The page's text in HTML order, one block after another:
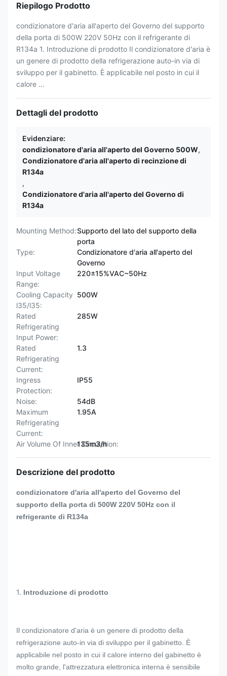
Riepilogo Prodotto
condizionatore d'aria all'aperto del Governo del supporto
della porta di 500W 220V 50Hz con il refrigerante di
R134a 1. Introduzione di prodotto Il condizionatore d'aria è
un genere di prodotto della refrigerazione auto-in via di
sviluppo per il gabinetto. È applicabile nel posto in cui il
calore ...
Dettagli del prodotto
Evidenziare:
condizionatore d'aria all'aperto del Governo 500W,
Condizionatore d'aria all'aperto di recinzione di
R134a
,
Condizionatore d'aria all'aperto del Governo di
R134a
Mounting Method:Supporto del lato del supporto della
porta
Type:
Condizionatore d'aria all'aperto del
Governo
Input Voltage
Range:
220±15%VAC~50Hz
Cooling Capacity
l35/l35:
500W
Rated
Refrigerating
Input Power:
285W
Rated
Refrigerating
Current:
1.3
Ingress
Protection:
IP55
Noise:
54dB
Maximum
Refrigerating
Current:
1.95A
Air Volume Of Inner Circulation:
135m3/h
Descrizione del prodotto
condizionatore d'aria all'aperto del Governo del
supporto della porta di 500W 220V 50Hz con il
refrigerante di R134a
1. Introduzione di prodotto
Il condizionatore d'aria è un genere di prodotto della
refrigerazione auto-in via di sviluppo per il gabinetto. È
applicabile nel posto in cui il calore interno del gabinetto è
molto grande, l'attrezzatura elettronica interna è sensibile